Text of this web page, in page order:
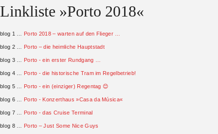
Linkliste »Porto 2018«
blog 1 … Porto 2018 – warten auf den Flieger …
blog 2 … Porto – die heimliche Hauptstadt
blog 3 … Porto - ein erster Rundgang …
blog 4 … Porto - die historische Tram im Regelbetrieb!
blog 5 … Porto - ein (einziger) Regentag 😊
blog 6 … Porto - Konzerthaus »Casa da Música«
blog 7 … Porto - das Cruise Terminal
blog 8 … Porto – Just Some Nice Guys